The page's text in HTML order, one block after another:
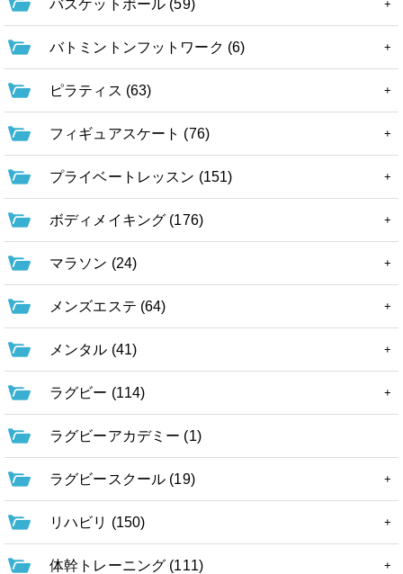
バスケットボール (59)
バトミントンフットワーク (6)
ピラティス (63)
フィギュアスケート (76)
プライベートレッスン (151)
ボディメイキング (176)
マラソン (24)
メンズエステ (64)
メンタル (41)
ラグビー (114)
ラグビーアカデミー (1)
ラグビースクール (19)
リハビリ (150)
体幹トレーニング (111)